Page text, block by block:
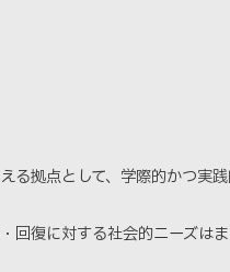
る拠点として、学際的かつ実
回復に対する社会的ニーズは